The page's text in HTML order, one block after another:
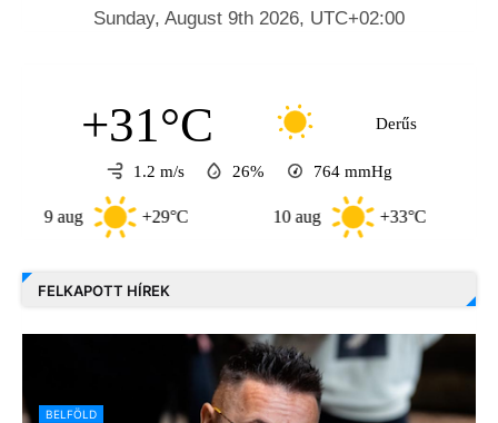
+31°C Derűs
1.2 m/s 26% 764 mmHg
+29°C +33°C
FELKAPOTT HÍREK
BELFÖLD